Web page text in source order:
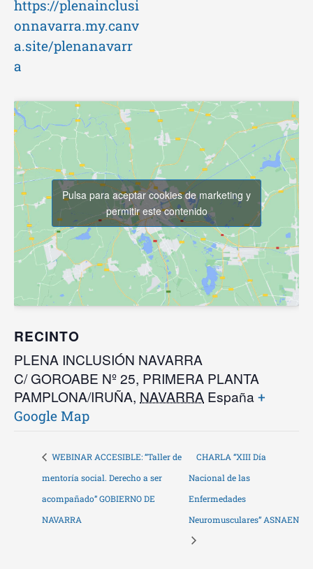
https://plenainclusi
onnavarra.my.canv
a.site/plenanavarr
a
RECINTO
PLENA INCLUSIÓN NAVARRA
C/ GOROABE Nº 25, PRIMERA PLANTA
PAMPLONA/IRUÑA, NAVARRA España +
Google Map
Pulsa para aceptar cookies de marketing y
permitir este contenido
WEBINAR ACCESIBLE: “Taller de
mentoría social. Derecho a ser
acompañado” GOBIERNO DE
NAVARRA
CHARLA “XIII Día
Nacional de las
Enfermedades
Neuromusculares” ASNAEN